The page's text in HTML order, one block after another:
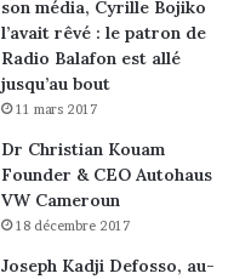
son média, Cyrille Bojiko
l’avait rêvé : le patron de
Radio Balafon est allé
jusqu’au bout
11 mars 2017
Dr Christian Kouam
Founder & CEO Autohaus
VW Cameroun
18 décembre 2017
Joseph Kadji Defosso, au-